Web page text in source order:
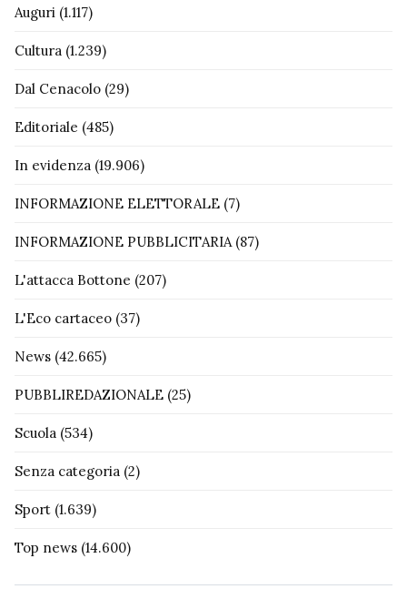
Auguri (1.117)
Cultura (1.239)
Dal Cenacolo (29)
Editoriale (485)
In evidenza (19.906)
INFORMAZIONE ELETTORALE (7)
INFORMAZIONE PUBBLICITARIA(87)
L'attacca Bottone (207)
L'Eco cartaceo (37)
News (42.665)
PUBBLIREDAZIONALE (25)
Scuola (534)
Senza categoria (2)
Sport (1.639)
Top news (14.600)